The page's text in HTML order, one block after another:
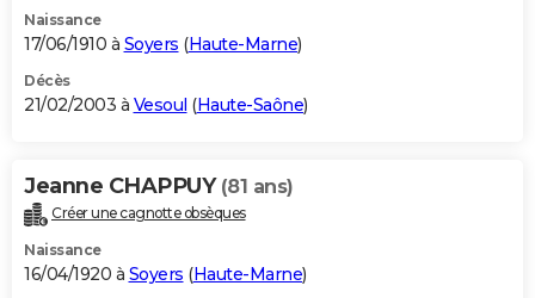
Naissance
17/06/1910 à Soyers (Haute-Marne)
Décès
21/02/2003 à Vesoul (Haute-Saône)
Jeanne CHAPPUY (81 ans)
Créer une cagnotte obsèques
Naissance
16/04/1920 à Soyers (Haute-Marne)